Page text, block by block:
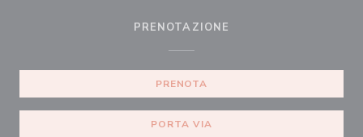
PRENOTAZIONE
PRENOTA
PORTA VIA